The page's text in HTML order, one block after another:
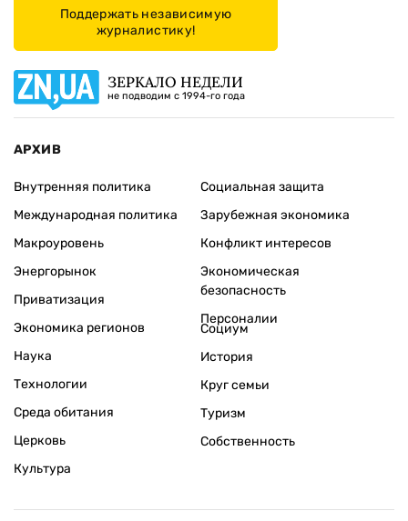
Поддержать независимую
журналистику!
ЗЕРКАЛО НЕДЕЛИ
не подводим с 1994-го года
АРХИВ
Внутренняя политика
Международная политика
Макроуровень
Энергорынок
Приватизация
Экономика регионов
Социальная защита
Зарубежная экономика
Конфликт интересов
Экономическая
безопасность
Персоналии
Наука
Технологии
Среда обитания
Церковь
Культура
Социум
История
Круг семьи
Туризм
Собственность